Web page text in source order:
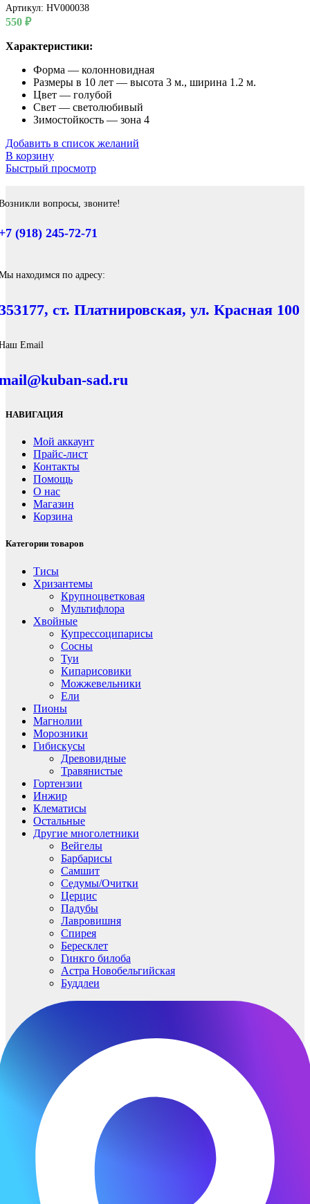
Артикул: HV000038
550 ₽
Характеристики:
Форма — колонновидная
Размеры в 10 лет — высота 3 м., ширина 1.2 м.
Цвет — голубой
Свет — светолюбивый
Зимостойкость — зона 4
Добавить в список желаний
В корзину
Быстрый просмотр
вопросы, звоните!
(918) 245-72-71
находимся по адресу:
ст. Платнировская, ул. Красная 100
Email
sad.ru
НАВИГАЦИЯ
Мой аккаунт
Прайс-лист
Контакты
Помощь
О нас
Магазин
Корзина
Категории товаров
Тисы
Хризантемы
Крупноцветковая
Мультифлора
Хвойные
Купрессоципарисы
Сосны
Туи
Кипарисовики
Можжевельники
Ели
Пионы
Магнолии
Морозники
Гибискусы
Древовидные
Травянистые
Гортензии
Инжир
Клематисы
Остальные
Другие многолетники
Вейгелы
Барбарисы
Самшит
Седумы/Очитки
Церцис
Падубы
Лавровишня
Спирея
Бересклет
Гинкго билоба
Астра Новобельгийская
Буддлеи